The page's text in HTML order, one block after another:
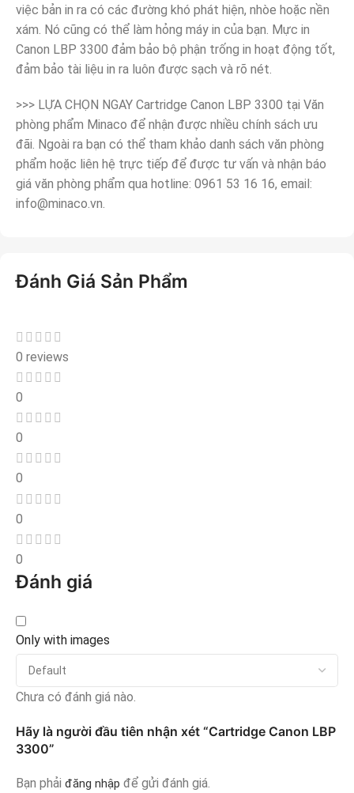
việc bản in ra có các đường khó phát hiện, nhòe hoặc nền
xám. Nó cũng có thể làm hỏng máy in của bạn. Mực in
Canon LBP 3300 đảm bảo bộ phận trống in hoạt động tốt,
đảm bảo tài liệu in ra luôn được sạch và rõ nét.
>>> LỰA CHỌN NGAY Cartridge Canon LBP 3300 tại Văn
phòng phẩm Minaco để nhận được nhiều chính sách ưu
đãi. Ngoài ra bạn có thể tham khảo danh sách văn phòng
phẩm hoặc liên hệ trực tiếp để được tư vấn và nhận báo
giá văn phòng phẩm qua hotline: 0961 53 16 16, email:
info@minaco.vn.
Đánh Giá Sản Phẩm
0 reviews
0
0
0
0
0
Đánh giá
Only with images
Chưa có đánh giá nào.
Hãy là người đầu tiên nhận xét “Cartridge Canon LBP
3300”
Bạn phải đăng nhập để gửi đánh giá.